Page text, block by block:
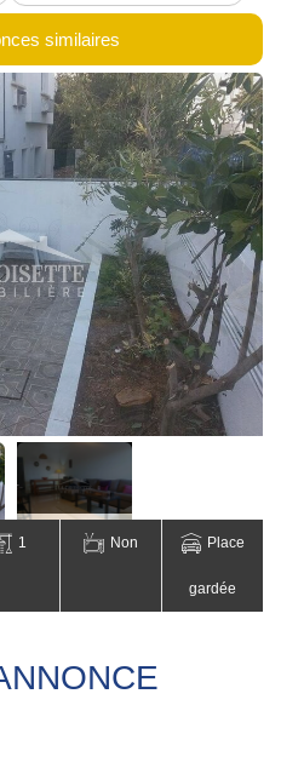
similaires
1 Non Place
gardée